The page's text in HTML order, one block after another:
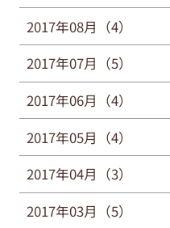
2017年08月（4）
2017年07月（5）
2017年06月（4）
2017年05月（4）
2017年04月（3）
2017年03月（5）